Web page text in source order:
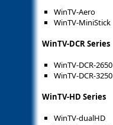
WinTV-Aero
WinTV-MiniStick
WinTV-DCR Series
WinTV-DCR-2650
WinTV-DCR-3250
WinTV-HD Series
WinTV-dualHD